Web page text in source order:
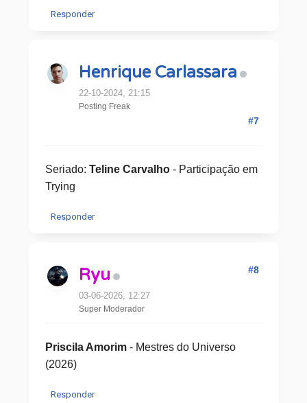
Responder
Henrique Carlassara
22-10-2024, 21:15
Posting Freak
#7
Seriado: Teline Carvalho- Participação em
Trying
Responder
Ryu
03-06-2026, 12:27
Super Moderador
#8
Priscila Amorim- Mestres do Universo
(2026)
Responder